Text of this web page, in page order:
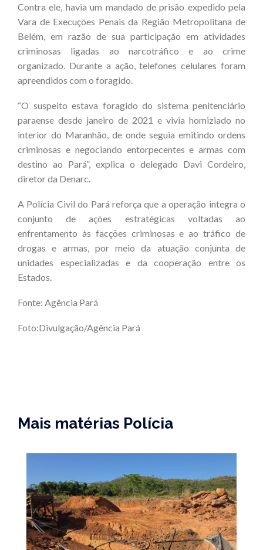
Contra ele, havia um mandado de prisão expedido pela
Vara de Execuções Penais da Região Metropolitana de
Belém, em razão de sua participação em atividades
criminosas ligadas ao narcotráfico e ao crime
organizado. Durante a ação, telefones celulares foram
apreendidos com o foragido.
“O suspeito estava foragido do sistema penitenciário
paraense desde janeiro de 2021 e vivia homiziado no
interior do Maranhão, de onde seguia emitindo ordens
criminosas e negociando entorpecentes e armas com
destino ao Pará”, explica o delegado Davi Cordeiro,
diretor da Denarc.
A Polícia Civil do Pará reforça que a operação integra o
conjunto de ações estratégicas voltadas ao
enfrentamento às facções criminosas e ao tráfico de
drogas e armas, por meio da atuação conjunta de
unidades especializadas e da cooperação entre os
Estados.
Fonte: Agência Pará
Foto:Divulgação/Agência Pará
Mais matérias Polícia